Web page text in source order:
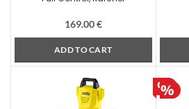
169.00€
ADD TO CART